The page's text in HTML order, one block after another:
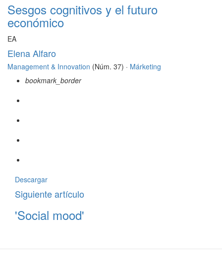
Sesgos cognitivos y el futuro
económico
EA
Elena Alfaro
Management & Innovation (Núm. 37) · Márketing
bookmark_border
Descargar
Siguiente artículo
'Social mood'